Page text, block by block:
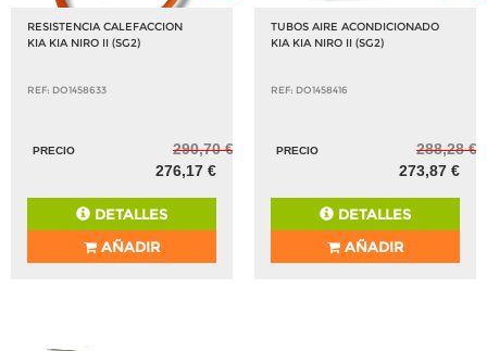
RESISTENCIA CALEFACCION
KIA KIA NIRO II (SG2)
REF: DO1458633
PRECIO
290,70 €
276,17 €
DETALLES
AÑADIR
TUBOS AIRE ACONDICIONADO
KIA KIA NIRO II (SG2)
REF: DO1458416
PRECIO
288,28 €
273,87 €
DETALLES
AÑADIR